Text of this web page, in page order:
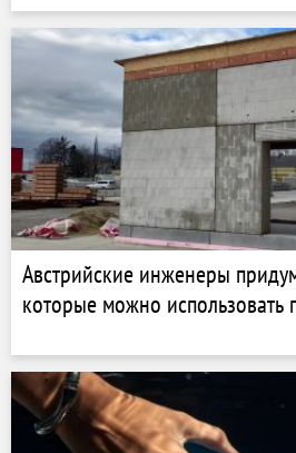
Австрийские инженеры
которые можно использовать